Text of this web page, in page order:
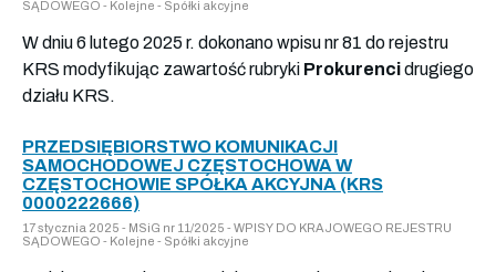
SĄDOWEGO - Kolejne - Spółki akcyjne
W dniu 6 lutego 2025 r. dokonano wpisu nr 81 do rejestru
KRS modyfikując zawartość rubryki Prokurencidrugiego
działu KRS.
PRZEDSIĘBIORSTWO KOMUNIKACJI
SAMOCHODOWEJ CZĘSTOCHOWA W
CZĘSTOCHOWIE SPÓŁKA AKCYJNA (KRS
0000222666)
17 stycznia 2025 - MSiG nr 11/2025 - WPISY DO KRAJOWEGO REJESTRU
SĄDOWEGO - Kolejne - Spółki akcyjne